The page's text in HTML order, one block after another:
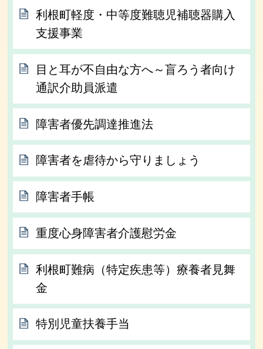
利根町軽度・中等度難聴児補聴器購入
支援事業
目と耳が不自由な方へ～盲ろう者向け
通訳介助員派遣
障害者優先調達推進法
障害者を虐待から守りましょう
障害者手帳
重度心身障害者介護慰労金
利根町難病（特定疾患等）療養者見舞
金
特別児童扶養手当